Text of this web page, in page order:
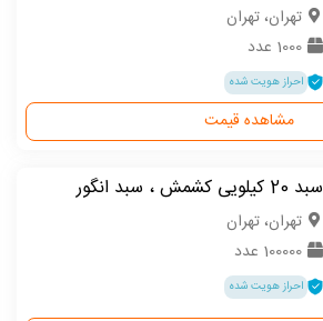
تهران، تهران
1000 عدد
احراز هویت شده
مشاهده قیمت
سبد 20 کیلویی کشمش ، سبد انگور
تهران، تهران
100000 عدد
احراز هویت شده